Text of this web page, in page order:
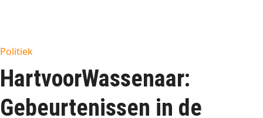
Politiek
HartvoorWassenaar:
Gebeurtenissen in de